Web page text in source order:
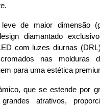
de maior dimensão
diamantado
com luzes diurnas
nas molduras
para uma estética
que se estende por
atrativos,